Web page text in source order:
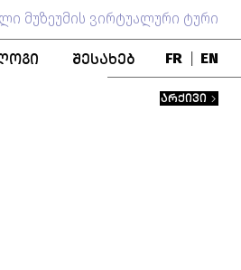
მუზეუმის ვირტუალური ტური
ᲨᲔᲡᲐᲮᲔᲑ
ᲛᲣᲖᲔᲣᲛᲘᲡ ᲘᲡᲢᲝᲠᲘᲐ
FR EN
ᲐᲠᲥᲘᲕᲘ